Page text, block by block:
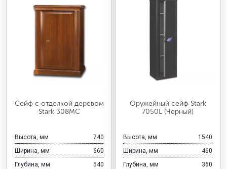
Сейф с отделкой деревом
Stark 308MC
Высота, мм
740
Ширина, мм
660
Глубина, мм
540
Оружейный сейф Stark
7050L (Черный)
Высота, мм
1540
Ширина, мм
460
Глубина, мм
360